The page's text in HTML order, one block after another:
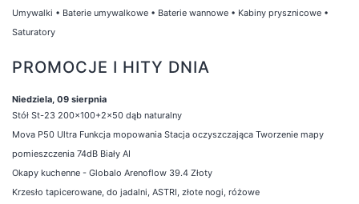
Umywalki • Baterie umywalkowe • Baterie wannowe • Kabiny prysznicowe •
Saturatory
PROMOCJE I HITY DNIA
Niedziela, 09 sierpnia
Stół St-23 200x100+2x50 dąb naturalny
Mova P50 Ultra Funkcja mopowania Stacja oczyszczająca Tworzenie mapy
pomieszczenia 74dB Biały AI
Okapy kuchenne - Globalo Arenoflow 39.4 Złoty
Krzesło tapicerowane, do jadalni, ASTRI, złote nogi, różowe